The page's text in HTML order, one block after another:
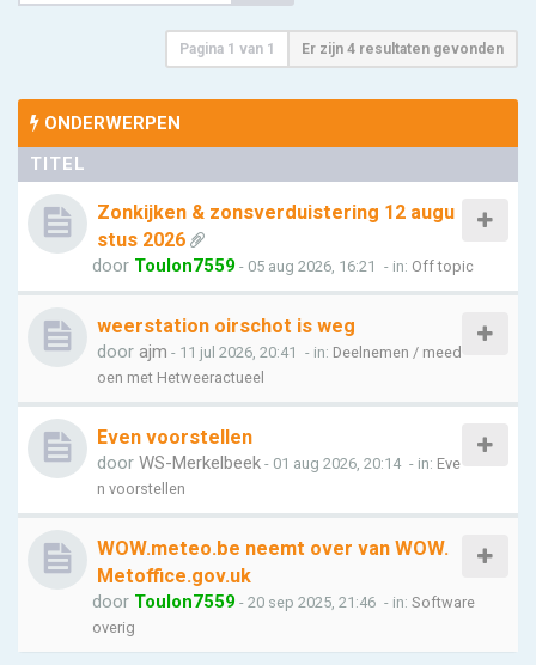
Pagina 1 van 1 Er zijn 4 resultaten gevonden
ONDERWERPEN
TITEL
Zonkijken & zonsverduistering 12 augu
stus 2026
door Toulon7559 - 05 aug 2026, 16:21 - in: Off topic
weerstation oirschot is weg
door ajm - 11 jul 2026, 20:41 - in: Deelnemen / meed
oen met Hetweeractueel
Even voorstellen
door WS-Merkelbeek - 01 aug 2026, 20:14 - in: Eve
n voorstellen
WOW.meteo.be neemt over van WOW.
Metoffice.gov.uk
door Toulon7559 - 20 sep 2025, 21:46 - in: Software
overig